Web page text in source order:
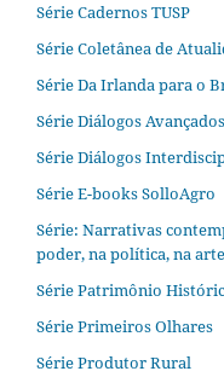
Série Cadernos TUSP
Série Coletânea de
Série Da Irlanda para o
Série Diálogos Avançados
Série Diálogos
Série E-books SolloAgro
Série: Narrativas
poder, na política, na
Série Patrimônio
Série Primeiros Olhares
Série Produtor Rural